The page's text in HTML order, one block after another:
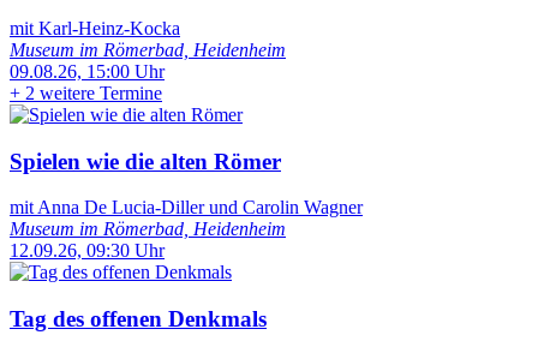
mit Karl-Heinz-Kocka
Museum im Römerbad, Heidenheim
09.08.26, 15:00 Uhr
+ 2 weitere Termine
Spielen wie die alten Römer
mit Anna De Lucia-Diller und Carolin Wagner
Museum im Römerbad, Heidenheim
12.09.26, 09:30 Uhr
Tag des offenen Denkmals